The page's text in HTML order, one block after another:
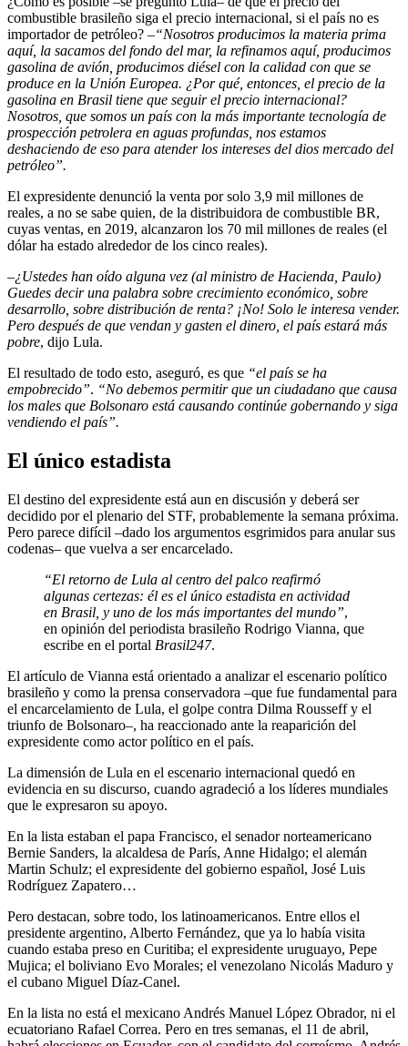
combustible brasileño siga el precio internacional, si el país no es
importador de petróleo? ­ –“Nosotros producimos la materia prima
aquí, la sacamos del fondo del mar, la refinamos aquí, producimos
gasolina de avión, producimos diésel con la calidad con que se
produce en la Unión Europea. ¿Por qué, entonces, el precio de la
gasolina en Brasil tiene que seguir el precio internacional?
Nosotros, que somos un país con la más importante tecnología de
prospección petrolera en aguas profundas, nos estamos
deshaciendo de eso para atender los intereses del dios mercado del
petróleo”.
El expresidente denunció la venta por solo 3,9 mil millones de
reales, a no se sabe quien, de la distribuidora de combustible BR,
cuyas ventas, en 2019, alcanzaron los 70 mil millones de reales (el
dólar ha estado alrededor de los cinco reales).
–¿Ustedes han oído alguna vez (al ministro de Hacienda, Paulo)
Guedes decir una palabra sobre crecimiento económico, sobre
desarrollo, sobre distribución de renta? ¡No! Solo le interesa vender.
Pero después de que vendan y gasten el dinero, el país estará más
pobre, dijo Lula.
El resultado de todo esto, aseguró, es que “el país se ha
empobrecido”. “No debemos permitir que un ciudadano que causa
los males que Bolsonaro está causando continúe gobernando y siga
vendiendo el país”.
El único estadista
El destino del expresidente está aun en discusión y deberá ser
decidido por el plenario del STF, probablemente la semana próxima.
Pero parece difícil –dado los argumentos esgrimidos para anular sus
codenas– que vuelva a ser encarcelado.
“El retorno de Lula al centro del palco reafirmó
algunas certezas: él es el único estadista en actividad
en Brasil, y uno de los más importantes del mundo”,
en opinión del periodista brasileño Rodrigo Vianna, que
escribe en el portal Brasil247.
El artículo de Vianna está orientado a analizar el escenario político
brasileño y como la prensa conservadora –que fue fundamental para
el encarcelamiento de Lula, el golpe contra Dilma Rousseff y el
triunfo de Bolsonaro–, ha reaccionado ante la reaparición del
expresidente como actor político en el país.
La dimensión de Lula en el escenario internacional quedó en
evidencia en su discurso, cuando agradeció a los líderes mundiales
que le expresaron su apoyo.
En la lista estaban el papa Francisco, el senador norteamericano
Bernie Sanders, la alcaldesa de París, Anne Hidalgo; el alemán
Martin Schulz; el expresidente del gobierno español, José Luis
Rodríguez Zapatero…
Pero destacan, sobre todo, los latinoamericanos. Entre ellos el
presidente argentino, Alberto Fernández, que ya lo había visita
cuando estaba preso en Curitiba; el expresidente uruguayo, Pepe
Mujica; el boliviano Evo Morales; el venezolano Nicolás Maduro y
el cubano Miguel Díaz-Canel.
En la lista no está el mexicano Andrés Manuel López Obrador, ni el
ecuatoriano Rafael Correa. Pero en tres semanas, el 11 de abril,